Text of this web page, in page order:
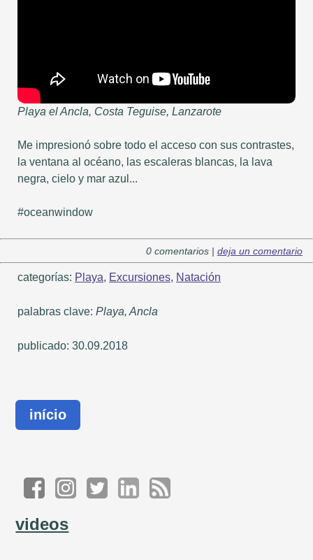
Playa el Ancla, Costa Teguise, Lanzarote
Me impresionó sobre todo el acceso con sus contrastes,
la ventana al océano, las escaleras blancas, la lava
negra, cielo y mar azul...
#oceanwindow
0 comentarios | deja un comentario
categorías: Playa, Excursiones, Natación
palabras clave: Playa, Ancla
publicado: 30.09.2018
início
videos